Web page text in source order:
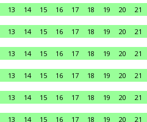
13 14 15 16 17 18 19 20 21
13 14 15 16 17 18 19 20 21
13 14 15 16 17 18 19 20 21
13 14 15 16 17 18 19 20 21
13 14 15 16 17 18 19 20 21
13 14 15 16 17 18 19 20 21